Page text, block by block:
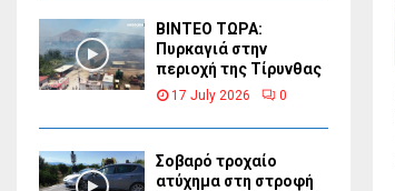
ΒΙΝΤΕΟ ΤΩΡΑ:
Πυρκαγιά στην
περιοχή της Τίρυνθας
17 July 2026 0
Σοβαρό τροχαίο
ατύχημα στη στροφή